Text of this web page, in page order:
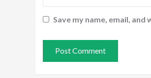
Save my name, email,